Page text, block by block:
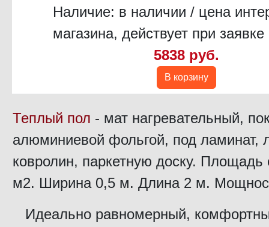
Наличие: в наличии / цена
магазина, действует при заявке
5838 руб.
В корзину
Теплый пол - мат нагревательный,
алюминиевой фольгой, под ламинат,
ковролин, паркетную доску. Площадь
м2. Ширина 0,5 м. Длина 2 м.
Идеально равномерный,